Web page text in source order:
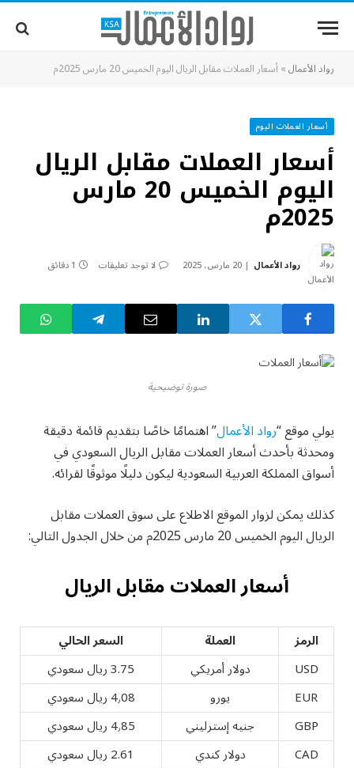
رواد الأعمال» أسعار العملات مقابل الريال اليوم الخميس 20 مارس 2025م
أسعار العملات اليوم
أسعار العملات مقابل الريال
اليوم الخميس 20 مارس
2025م
رواد الأعمال 20 مارس، 2025 لا توجد تعليقات 1 دقائق
صورة توضيحية
يولي موقع “رواد الأعمال” اهتمامًا خاصًا بتقديم قائمة دقيقة
ومحدثة بأحدث أسعار العملات مقابل الريال السعودي في
أسواق المملكة العربية السعودية ليكون دليلًا موثوقًا لقرائه.
كذلك يمكن لزوار الموقع الاطلاع على سوق العملات مقابل
الريال اليوم الخميس 20 مارس 2025م من خلال الجدول التالي:
أسعار العملات مقابل الريال
الرمز العملة
السعر الحالي
USD
دولار أمريكي
3.75 ريال سعودي
EUR
يورو
4٫08 ريال سعودي
GBP
جنيه إسترليني
4٫85 ريال سعودي
CAD
دولار كندي
2.61 ريال سعودي